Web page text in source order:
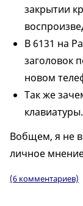
закрытии
В 6131 на
заголовок
новом
Так же
клавиатуры.
Вобщем, я не в
личное
(6 комментариев)